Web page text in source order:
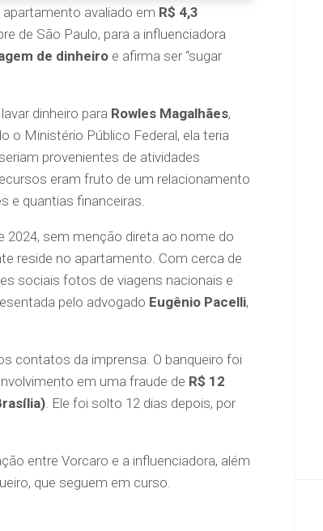
apartamento avaliado em R$ 4,3
de São Paulo, para a influenciadora
de dinheiro e afirma ser “sugar
dinheiro para Rowles Magalhães,
o Ministério Público Federal, ela teria
provenientes de atividades
eram fruto de um relacionamento
e quantias financeiras.
sem menção direta ao nome do
reside no apartamento. Com cerca de
sociais fotos de viagens nacionais e
pelo advogado Eugênio Pacelli,
contatos da imprensa. O banqueiro foi
em uma fraude de R$ 12
. Ele foi solto 12 dias depois, por
entre Vorcaro e a influenciadora, além
que seguem em curso.